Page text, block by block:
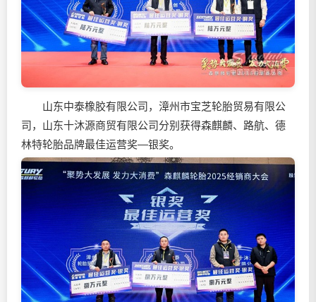
山东中泰橡胶有限公司，漳州市宝芝轮胎贸易有限公
司，山东十沐源商贸有限公司分别获得森麒麟、路航、德
林特轮胎品牌最佳运营奖—银奖。